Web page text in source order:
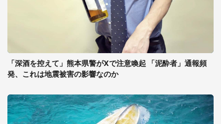
「深酒を控えて」熊本県警がXで注意喚起 「泥酔者」通報頻
発、これは地震被害の影響なのか